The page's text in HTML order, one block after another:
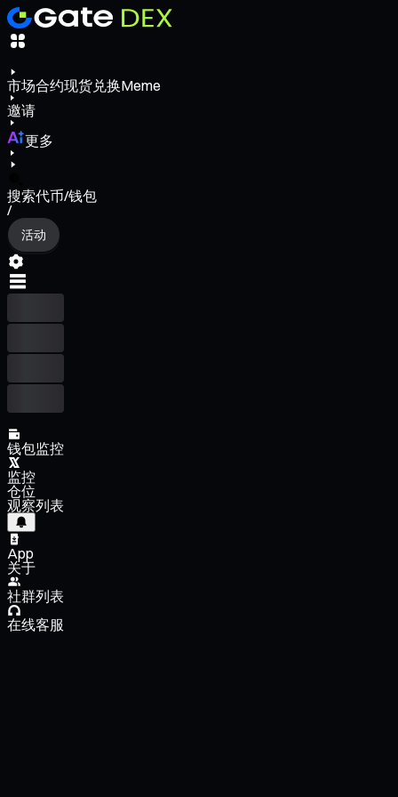
市场合约现货兑换Meme
邀请
更多
搜索代币/钱包
/
活动
钱包监控
监控
仓位
观察列表
App
关于
社群列表
在线客服